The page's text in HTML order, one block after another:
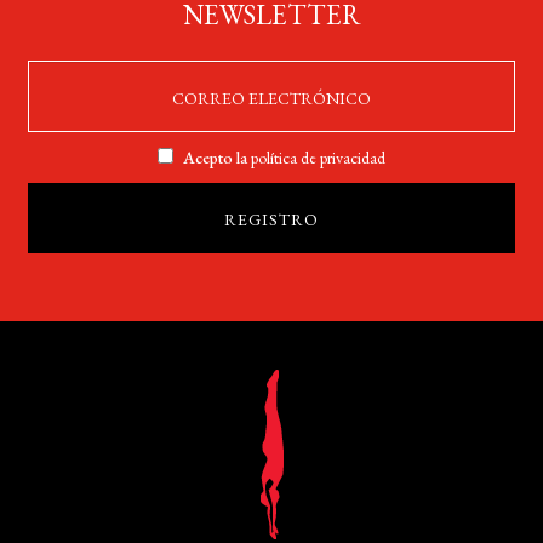
NEWSLETTER
Acepto lapolítica de privacidad